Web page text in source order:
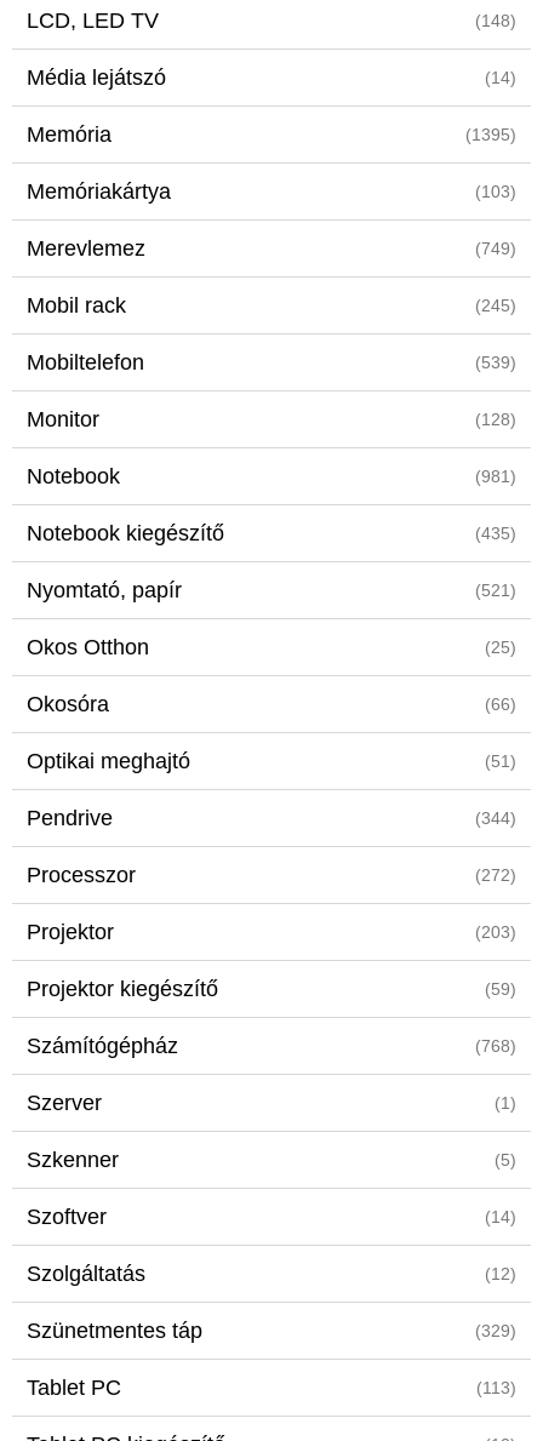
LCD, LED TV (148)
Média lejátszó (14)
Memória (1395)
Memóriakártya (103)
Merevlemez (749)
Mobil rack (245)
Mobiltelefon (539)
Monitor (128)
Notebook (981)
Notebook kiegészítő (435)
Nyomtató, papír (521)
Okos Otthon (25)
Okosóra (66)
Optikai meghajtó (51)
Pendrive (344)
Processzor (272)
Projektor (203)
Projektor kiegészítő (59)
Számítógépház (768)
Szerver (1)
Szkenner (5)
Szoftver (14)
Szolgáltatás (12)
Szünetmentes táp (329)
Tablet PC (113)